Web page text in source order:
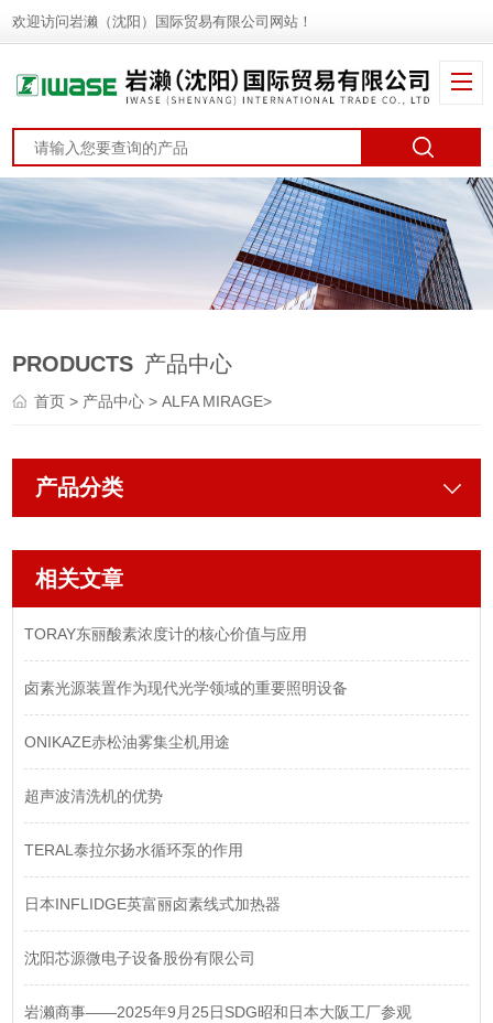
欢迎访问岩濑（沈阳）国际贸易有限公司网站！
PRODUCTS 产品中心
首页> 产品中心>ALFA MIRAGE>
产品分类
相关文章
TORAY东丽酸素浓度计的核心价值与应用
卤素光源装置作为现代光学领域的重要照明设备
ONIKAZE赤松油雾集尘机用途
超声波清洗机的优势
TERAL泰拉尔扬水循环泵的作用
日本INFLIDGE英富丽卤素线式加热器
沈阳芯源微电子设备股份有限公司
岩濑商事——2025年9月25日SDG昭和日本大阪工厂参观